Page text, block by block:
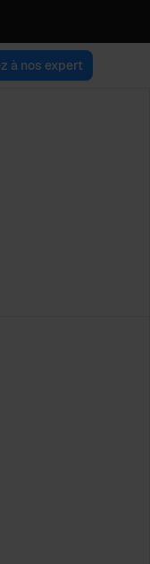
à nos expert